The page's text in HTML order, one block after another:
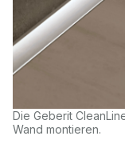
Die Geberit
Wand montieren.